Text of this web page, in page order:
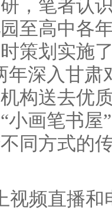
，笔者认
至高中各
策划实施
年深入甘
构送去优
小画笔书
同方式的
视频直播和